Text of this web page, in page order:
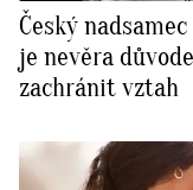
Český
je nevěra
zachránit vztah